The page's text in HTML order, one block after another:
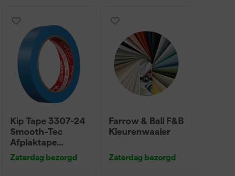
Kip Tape 3307-24
Smooth-Tec
Afplaktape
Buitengebruik -
24mm x 50m
Zaterdag bezorgd
Farrow & Ball F&B
Kleurenwaaier
Zaterdag bezorgd